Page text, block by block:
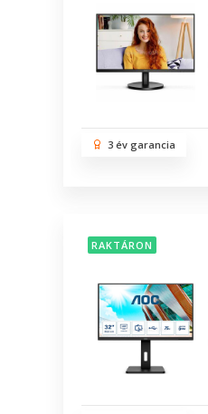
3 év garancia
RAKTÁRON